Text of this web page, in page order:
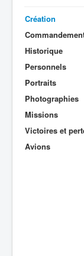
Escadrilles
Organisation
Avions
Formation
Doctrines
Batailles
Création
Historique
Personnels
Portraits
Photographies
Missions
Victoires et
Avions